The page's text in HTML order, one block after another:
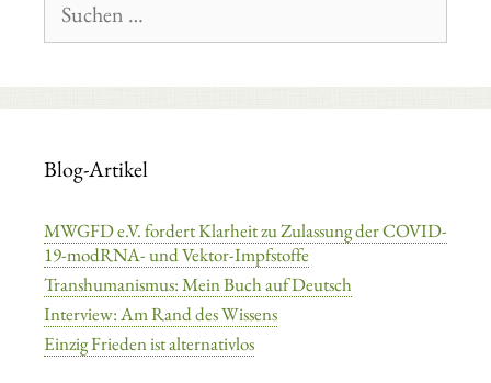
nach:
Blog-Artikel
MWGFD e.V. fordert Klarheit zu Zulassung der COVID-
19-modRNA- und Vektor-Impfstoffe
Transhumanismus: Mein Buch auf Deutsch
Interview: Am Rand des Wissens
Einzig Frieden ist alternativlos